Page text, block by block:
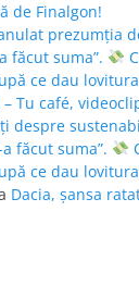
de Finalgon!
prezumția
făcut suma”.
ce dau lovitura
– Tu café,
despre
a făcut suma”.
ce dau lovitura
Dacia, șansa